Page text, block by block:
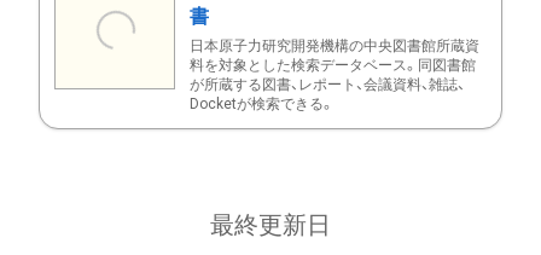
書
日本原子力研究開発機構の中央図書館所蔵資
料を対象とした検索データベース。同図書館
が所蔵する図書、レポート、会議資料、雑誌、
Docketが検索できる。
最終更新日